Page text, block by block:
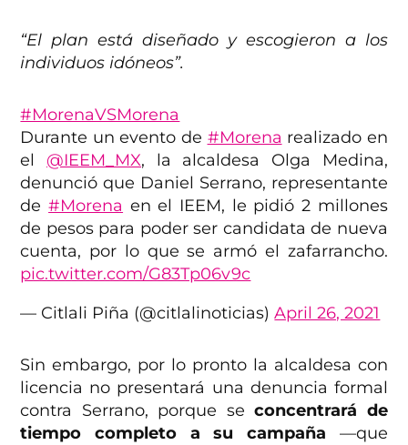
“El plan está diseñado y escogieron a los
individuos idóneos”.
#MorenaVSMorena
Durante un evento de #Morena realizado en
el @IEEM_MX, la alcaldesa Olga Medina,
denunció que Daniel Serrano, representante
de#Morena en el IEEM, le pidió 2 millones
de pesos para poder ser candidata de nueva
cuenta, por lo que se armó el zafarrancho.
pic.twitter.com/G83Tp06v9c
— Citlali Piña (@citlalinoticias)April 26, 2021
Sin embargo, por lo pronto la alcaldesa con
licencia no presentará una denuncia formal
contra Serrano, porque seconcentrará de
tiempo completo a su campaña —que